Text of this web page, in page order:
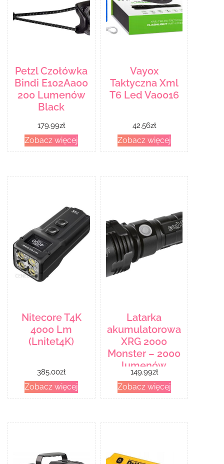
Petzl Czołówka
Bindi E102Aa00
200 Lumenów
Black
179.99zł
Zobacz więcej
Vayox
Taktyczna Xml
T6 Led Va0016
42.56zł
Zobacz więcej
Nitecore T4K
4000 Lm
(Lnitet4K)
385.00zł
Zobacz więcej
Latarka
akumulatorowa
XRG 2000
Monster – 2000
lumenów
(XRG2000M)
149.99zł
Zobacz więcej